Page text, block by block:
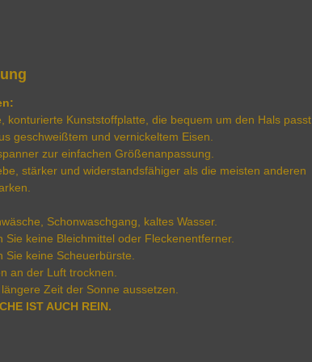
konturierte Kunststoffplatte, die bequem um den Hals passt.
geschweißtem und vernickeltem Eisen.
zur einfachen Größenanpassung.
stärker und widerstandsfähiger als die meisten anderen
Schonwaschgang, kaltes Wasser.
Sie keine Bleichmittel oder Fleckenentferner.
Sie keine Scheuerbürste.
an der Luft trocknen.
Zeit der Sonne aussetzen.
IST AUCH REIN.